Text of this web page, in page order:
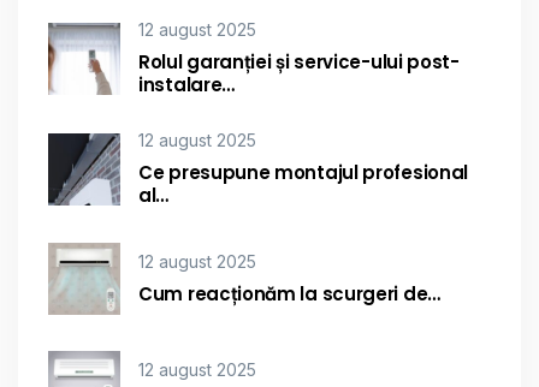
12 august 2025
Rolul garanției și service-ului post-
instalare…
12 august 2025
Ce presupune montajul profesional
al…
12 august 2025
Cum reacționăm la scurgeri de…
12 august 2025